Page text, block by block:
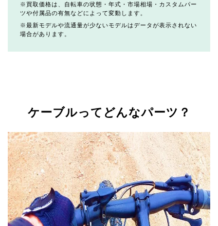
買取価格は、自転車の状態・年式・市場相場・カスタムパー
ツや付属品の有無などによって変動します。
最新モデルや流通量が少ないモデルはデータが表示されない
場合があります。
ケーブルってどんなパーツ？